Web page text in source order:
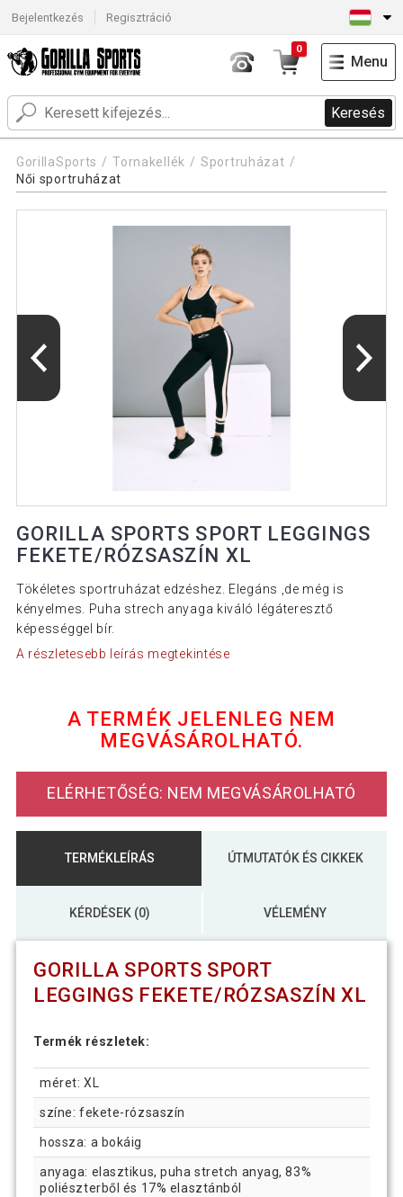
Bejelentkezés Regisztráció
Keresés
0
Menu
GorillaSports Tornakellék
Sportruházat
Női sportruházat
GORILLA SPORTS SPORT LEGGINGS
FEKETE/RÓZSASZÍN XL
Tökéletes sportruházat edzéshez. Elegáns ,de még is
kényelmes. Puha strech anyaga kiváló légáteresztő
képességgel bír.
A részletesebb leírás megtekintése
A TERMÉK JELENLEG NEM
MEGVÁSÁROLHATÓ.
ELÉRHETŐSÉG: NEM MEGVÁSÁROLHATÓ
TERMÉKLEÍRÁS ÚTMUTATÓK ÉS CIKKEK
KÉRDÉSEK (0) VÉLEMÉNY
GORILLA SPORTS SPORT
LEGGINGS FEKETE/RÓZSASZÍN XL
Termék részletek:
méret: XL
színe: fekete-rózsaszín
hossza: a bokáig
anyaga: elasztikus, puha stretch anyag, 83%
poliészterből és 17% elasztánból